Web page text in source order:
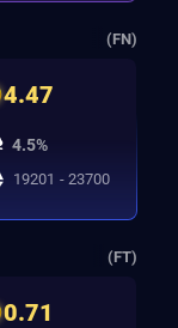
(FN)
4.47
4.5%
19201 - 23700
(FT)
0.71